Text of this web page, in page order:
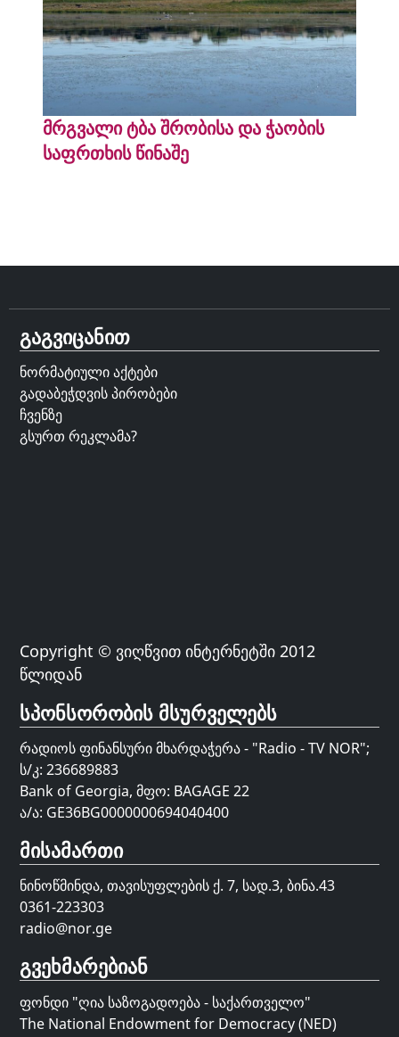
მრგვალი ტბა შრობისა და ჭაობის
საფრთხის წინაშე
გაგვიცანით
ნორმატიული აქტები
გადაბეჭდვის პირობები
ჩვენზე
გსურთ რეკლამა?
Copyright © ვიღწვით ინტერნეტში 2012
წლიდან
სპონსორობის მსურველებს
რადიოს ფინანსური მხარდაჭერა - "Radio - TV NOR";
ს/კ: 236689883
Bank of Georgia, მფო: BAGAGE 22
ა/ა: GE36BG0000000694040400
მისამართი
ნინოწმინდა, თავისუფლების ქ. 7, სად.3, ბინა.43
0361-223303
radio@nor.ge
გვეხმარებიან
ფონდი "ღია საზოგადოება - საქართველო"
The National Endowment for Democracy (NED)